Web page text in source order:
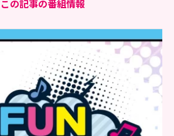
この記事の番組情報